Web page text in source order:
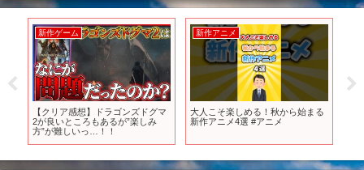
新作ゲーム
【おすすめスマホゲーム】2025年
9月リリース予定 新作アプリゲー
ム特集！【KOF／ドラゴンボール
新作アニメ
TVアニメ「多聞くん今どっち!?」
PV第1弾｜2026年1月より放送開